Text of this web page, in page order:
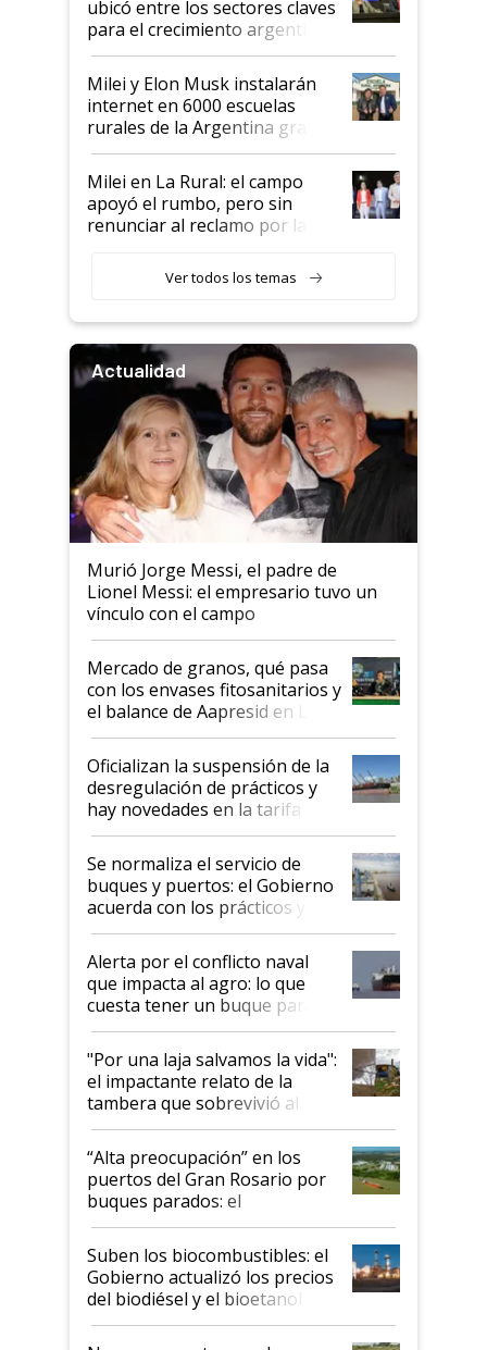
ubicó entre los sectores claves
para el crecimiento argentino
Milei y Elon Musk instalarán
internet en 6000 escuelas
rurales de la Argentina gracias
a un acuerdo con Starlink
Milei en La Rural: el campo
apoyó el rumbo, pero sin
renunciar al reclamo por las
Ver todos los temas
Actualidad
Murió Jorge Messi, el padre de
Lionel Messi: el empresario tuvo un
vínculo con el campo
Mercado de granos, qué pasa
con los envases fitosanitarios y
el balance de Aapresid en La
Posta
Oficializan la suspensión de la
desregulación de prácticos y
hay novedades en la tarifa de
la hidrovía
Se normaliza el servicio de
buques y puertos: el Gobierno
acuerda con los prácticos y
suspende el decreto de
desregulación
Alerta por el conflicto naval
que impacta al agro: lo que
cuesta tener un buque parado
y el peligro de que Argentina
pase a ser "país sucio"
"Por una laja salvamos la vida":
el impactante relato de la
tambera que sobrevivió al
tornado
“Alta preocupación” en los
puertos del Gran Rosario por
buques parados: el
funcionamiento de las
exportadoras en tensión tras
la medida de fuerza de los
prácticos
Suben los biocombustibles: el
Gobierno actualizó los precios
del biodiésel y el bioetanol